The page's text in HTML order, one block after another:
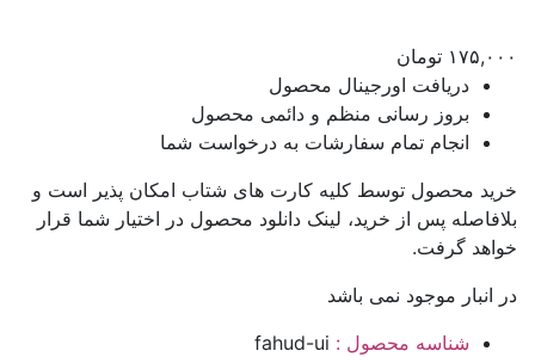
۱۷۵,۰۰۰ تومان
دریافت اورجینال محصول
بروز رسانی منظم و دائمی محصول
انجام تمام سفارشات به درخواست شما
خرید محصول توسط کلیه کارت های شتاب امکان پذیر است و
بلافاصله پس از خرید، لینک دانلود محصول در اختیار شما قرار
خواهد گرفت.
در انبار موجود نمی باشد
شناسه محصول : fahud-ui